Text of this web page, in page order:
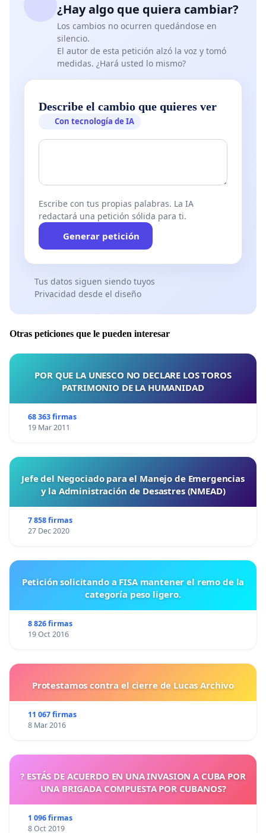
¿Hay algo que quiera cambiar?
Los cambios no ocurren quedándose en
silencio.
El autor de esta petición alzó la voz y tomó
medidas. ¿Hará usted lo mismo?
Describe el cambio que quieres ver
Con tecnología de IA
Escribe con tus propias palabras. La IA
redactará una petición sólida para ti.
Generar petición
Tus datos siguen siendo tuyos
Privacidad desde el diseño
Otras peticiones que le pueden interesar
POR QUE LA UNESCO NO DECLARE LOS TOROS
PATRIMONIO DE LA HUMANIDAD
68 363 firmas
19 Mar 2011
Jefe del Negociado para el Manejo de Emergencias
y la Administración de Desastres (NMEAD)
7 858 firmas
27 Dec 2020
Petición solicitando a FISA mantener el remo de la
categoría peso ligero.
8 826 firmas
19 Oct 2016
Protestamos contra el cierre de Lucas Archivo
11 067 firmas
8 Mar 2016
? ESTÁS DE ACUERDO EN UNA INVASION A CUBA POR
UNA BRIGADA COMPUESTA POR CUBANOS?
1 096 firmas
8 Oct 2019